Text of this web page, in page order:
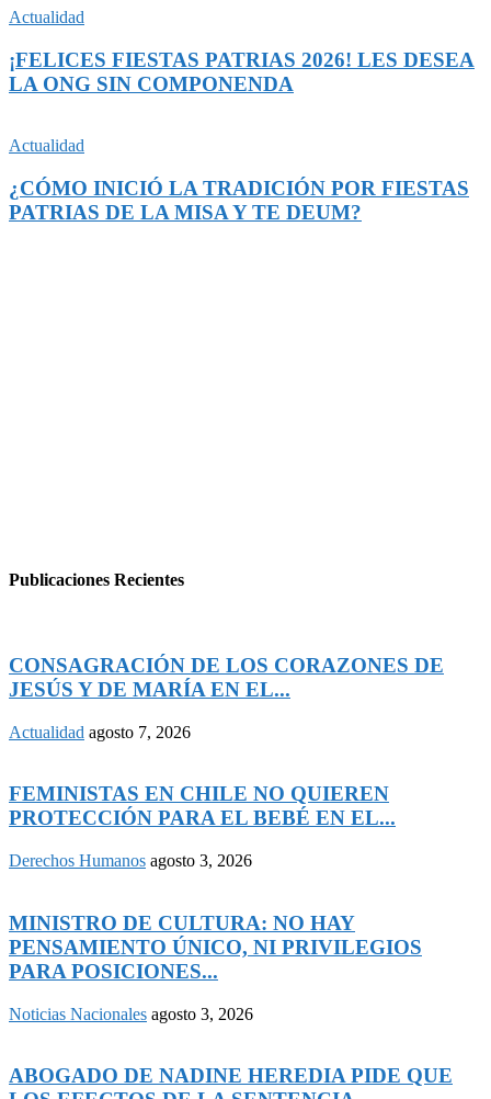
Actualidad
¡FELICES FIESTAS PATRIAS 2026! LES DESEA
LA ONG SIN COMPONENDA
Actualidad
¿CÓMO INICIÓ LA TRADICIÓN POR FIESTAS
PATRIAS DE LA MISA Y TE DEUM?
Publicaciones Recientes
CONSAGRACIÓN DE LOS CORAZONES DE
JESÚS Y DE MARÍA EN EL...
Actualidad agosto 7, 2026
FEMINISTAS EN CHILE NO QUIEREN
PROTECCIÓN PARA EL BEBÉ EN EL...
Derechos Humanos agosto 3, 2026
MINISTRO DE CULTURA: NO HAY
PENSAMIENTO ÚNICO, NI PRIVILEGIOS
PARA POSICIONES...
Noticias Nacionales agosto 3, 2026
ABOGADO DE NADINE HEREDIA PIDE QUE